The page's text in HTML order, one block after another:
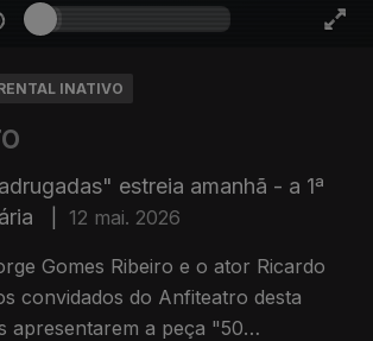
INATIVO
estreia amanhã - a 1ª
12 mai. 2026
Gomes Ribeiro e o ator Ricardo
convidados do Anfiteatro desta
apresentarem a peça "50